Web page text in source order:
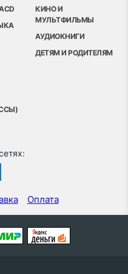
КИНО И
МУЛЬТФИЛЬМЫ
АУДИОКНИГИ
ДЕТЯМ И РОДИТЕЛЯМ
Оплата